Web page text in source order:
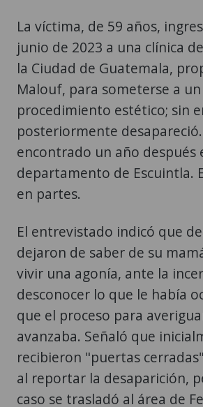
La víctima, de 59 años,
junio de 2023 a una clínica
la Ciudad de Guatemala,
Malouf, para someterse a un
procedimiento estético; sin
posteriormente
encontrado un año después
departamento de Escuintla.
en partes.
El entrevistado indicó que
dejaron de saber de su
vivir una agonía, ante la
desconocer lo que le había
que el proceso para
avanzaba. Señaló que
recibieron "puertas
al reportar la desaparición,
caso se trasladó al área de